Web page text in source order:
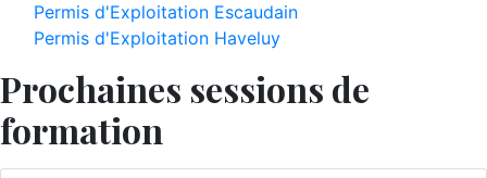
Permis d'Exploitation Escaudain
Permis d'Exploitation Haveluy
Prochaines sessions de
formation